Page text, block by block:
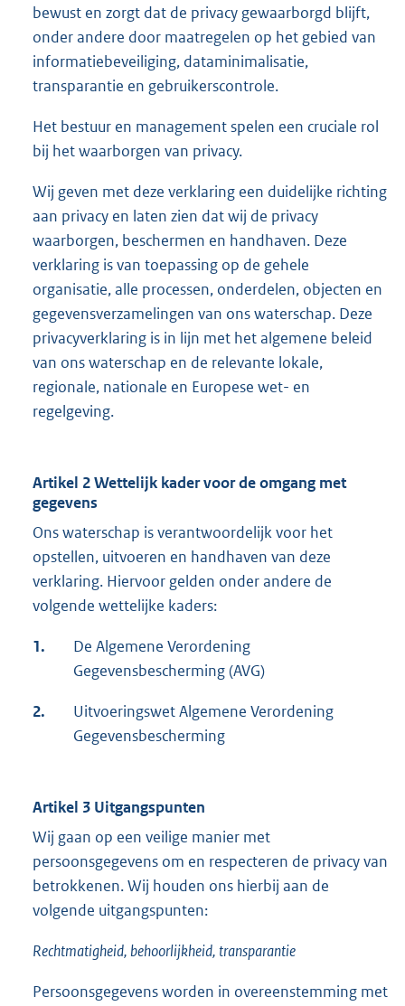
bewust en zorgt dat de privacy gewaarborgd blijft,
onder andere door maatregelen op het gebied van
informatiebeveiliging, dataminimalisatie,
transparantie en gebruikerscontrole.
Het bestuur en management spelen een cruciale rol
bij het waarborgen van privacy.
Wij geven met deze verklaring een duidelijke richting
aan privacy en laten zien dat wij de privacy
waarborgen, beschermen en handhaven. Deze
verklaring is van toepassing op de gehele
organisatie, alle processen, onderdelen, objecten en
gegevensverzamelingen van ons waterschap. Deze
privacyverklaring is in lijn met het algemene beleid
van ons waterschap en de relevante lokale,
regionale, nationale en Europese wet- en
regelgeving.
Artikel 2 Wettelijk kader voor de omgang met
gegevens
Ons waterschap is verantwoordelijk voor het
opstellen, uitvoeren en handhaven van deze
verklaring. Hiervoor gelden onder andere de
volgende wettelijke kaders:
1.
De Algemene Verordening
Gegevensbescherming (AVG)
2.
Uitvoeringswet Algemene Verordening
Gegevensbescherming
Artikel 3 Uitgangspunten
Wij gaan op een veilige manier met
persoonsgegevens om en respecteren de privacy van
betrokkenen. Wij houden ons hierbij aan de
volgende uitgangspunten:
Rechtmatigheid, behoorlijkheid, transparantie
Persoonsgegevens worden in overeenstemming met